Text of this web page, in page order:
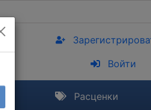
Войти
Расценки